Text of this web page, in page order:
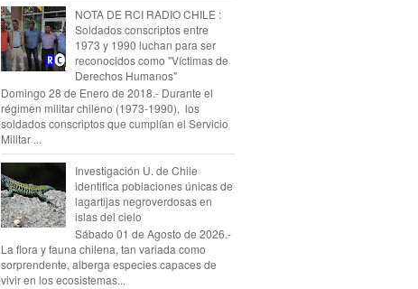
NOTA DE RCI RADIO CHILE :
Soldados conscriptos entre
1973 y 1990 luchan para ser
reconocidos como "Víctimas de
Derechos Humanos"
Domingo 28 de Enero de 2018.- Durante el
régimen militar chileno (1973-1990), los
soldados conscriptos que cumplían el Servicio
Militar ...
Investigación U. de Chile
identifica poblaciones únicas de
lagartijas negroverdosas en
islas del cielo
Sábado 01 de Agosto de 2026.-
La flora y fauna chilena, tan variada como
sorprendente, alberga especies capaces de
vivir en los ecosistemas...